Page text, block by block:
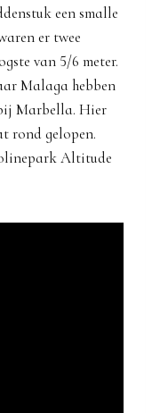
een smalle
er twee
van 5/6 meter.
Malaga hebben
Marbella. Hier
rond gelopen.
Altitude